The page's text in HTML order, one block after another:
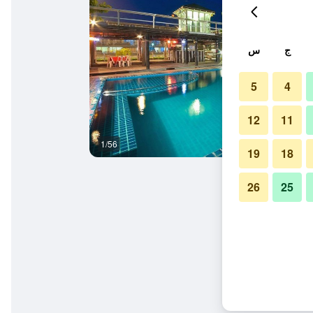
1/56
ج س
4
5
11
12
18
19
25
26